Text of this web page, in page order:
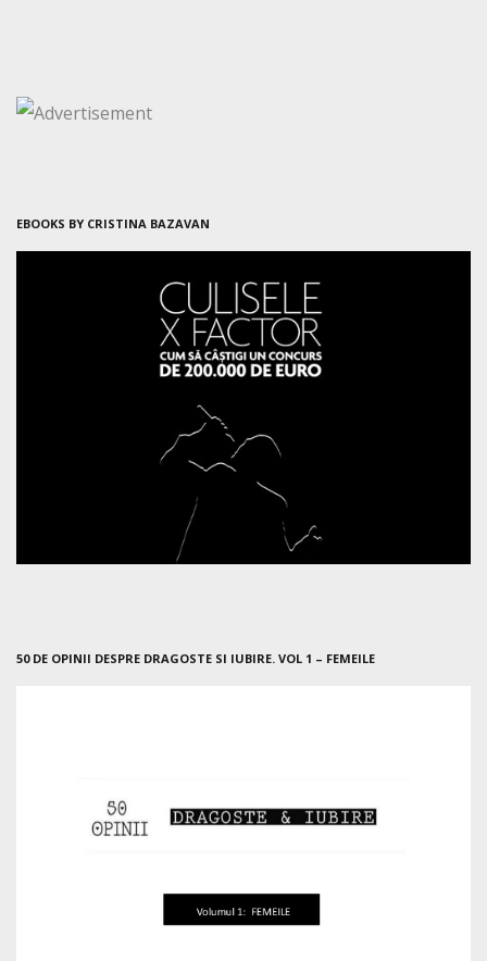
EBOOKS BY CRISTINA BAZAVAN
50 DE OPINII DESPRE DRAGOSTE SI IUBIRE. VOL 1 – FEMEILE